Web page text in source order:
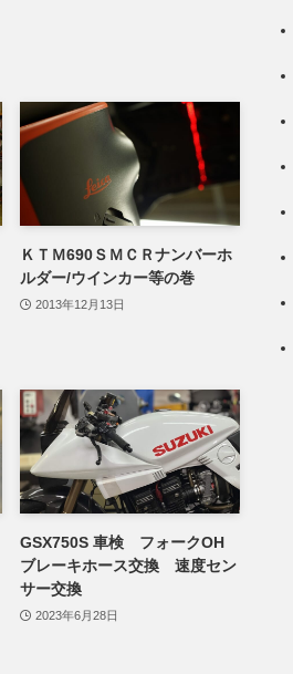
ＫＴＭ690ＳＭＣＲナンバーホ
ルダー/ウインカー等の巻
2013年12月13日
GSX750S 車検 フォークOH
ブレーキホース交換 速度セン
サー交換
2023年6月28日